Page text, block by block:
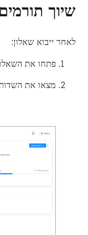
שיוך
לאחר ייבוא שאלון:
פתחו את
מצאו את